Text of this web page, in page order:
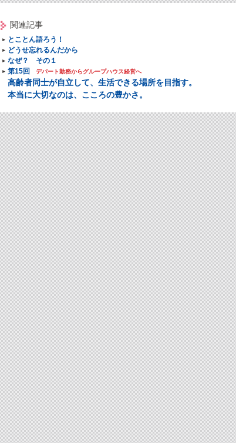
関連記事
とことん語ろう！
どうせ忘れるんだから
なぜ？ その１
第15回
デパート勤務からグループハウス経営へ
高齢者同士が自立して、生活できる場所を目指す。
本当に大切なのは、こころの豊かさ。